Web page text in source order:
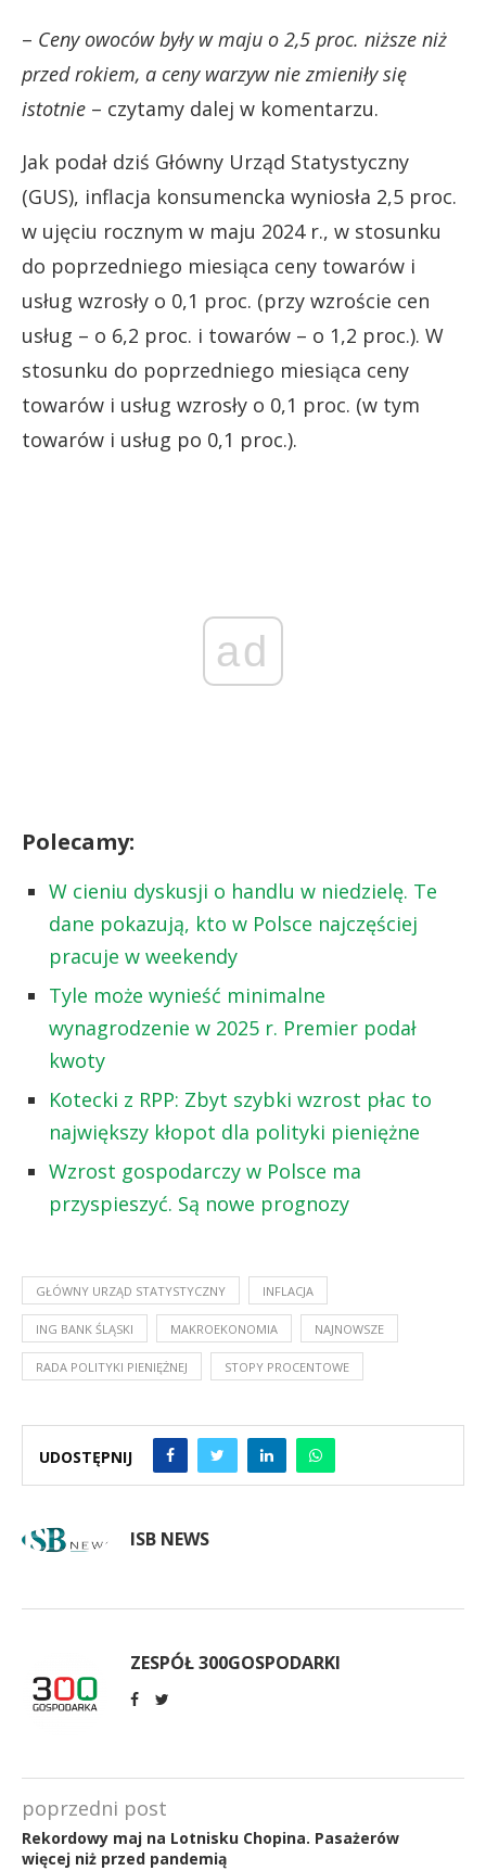
– Ceny owoców były w maju o 2,5 proc. niższe niż
przed rokiem, a ceny warzyw nie zmieniły się
istotnie – czytamy dalej w komentarzu.
Jak podał dziś Główny Urząd Statystyczny
(GUS), inflacja konsumencka wyniosła 2,5 proc.
w ujęciu rocznym w maju 2024 r., w stosunku
do poprzedniego miesiąca ceny towarów i
usług wzrosły o 0,1 proc. (przy wzroście cen
usług – o 6,2 proc. i towarów – o 1,2 proc.). W
stosunku do poprzedniego miesiąca ceny
towarów i usług wzrosły o 0,1 proc. (w tym
towarów i usług po 0,1 proc.).
ad
Polecamy:
W cieniu dyskusji o handlu w niedzielę. Te
dane pokazują, kto w Polsce najczęściej
pracuje w weekendy
Tyle może wynieść minimalne
wynagrodzenie w 2025 r. Premier podał
kwoty
Kotecki z RPP: Zbyt szybki wzrost płac to
największy kłopot dla polityki pieniężne
Wzrost gospodarczy w Polsce ma
przyspieszyć. Są nowe prognozy
GŁÓWNY URZĄD STATYSTYCZNY INFLACJA
ING BANK ŚLĄSKI MAKROEKONOMIA NAJNOWSZE
RADA POLITYKI PIENIĘŻNEJ STOPY PROCENTOWE
UDOSTĘPNIJ
ISB NEWS
ZESPÓŁ 300GOSPODARKI
poprzedni post
Rekordowy maj na Lotnisku Chopina. Pasażerów
więcej niż przed pandemią